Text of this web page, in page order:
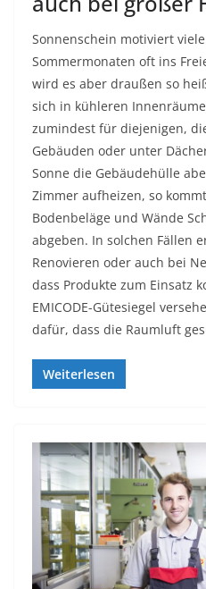
Sonnenschein motiviert
Sommermonaten oft ins
wird es aber draußen so
sich in kühleren
zumindest für diejenigen,
Gebäuden oder unter
Sonne die Gebäudehülle
Zimmer aufheizen, so
Bodenbeläge und Wände
abgeben. In solchen Fällen
Renovieren oder auch bei
dass Produkte zum Einsatz
EMICODE-Gütesiegel
dafür, dass die Raumluft
Weiterlesen